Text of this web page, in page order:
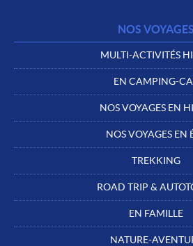
NOS VOYAGES
MULTI-ACTIVITÉS
EN CAMPING-
NOS VOYAGES EN
NOS VOYAGES EN
TREKKING
ROAD TRIP &
EN FAMILLE
NATURE-